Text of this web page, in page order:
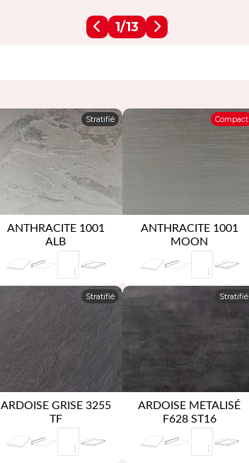
1/13
Stratifié
ANTHRACITE 1001
ALB
Compact
ANTHRACITE 1001
MOON
Stratifié
ARDOISE GRISE 3255
TF
Stratifié
ARDOISE METALISÉ
F628 ST16